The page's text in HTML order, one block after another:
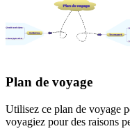
Plan de voyage
Utilisez ce plan de voyage
voyagiez pour des raisons